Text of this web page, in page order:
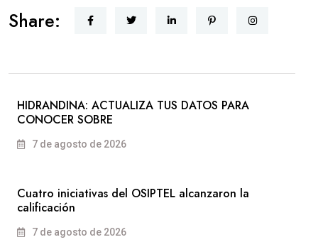
Share:
HIDRANDINA: ACTUALIZA TUS DATOS PARA
CONOCER SOBRE
7 de agosto de 2026
Cuatro iniciativas del OSIPTEL alcanzaron la
calificación
7 de agosto de 2026